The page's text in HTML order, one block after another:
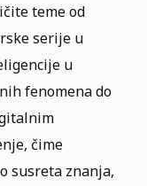
teme od
serije u
u
fenomena do
čime
susreta znanja,